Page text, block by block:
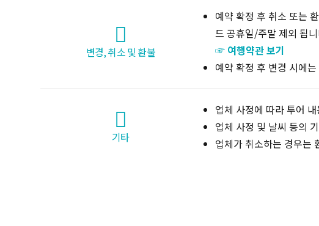
변경, 취소 및 환불
예약 확정 후 취소 또는
드 공휴일/주말 제외 됩
☞ 여행약관 보기
예약 확정 후 변경 시에
기타
업체 사정에 따라 투어
업체 사정 및 날씨 등의
업체가 취소하는 경우는